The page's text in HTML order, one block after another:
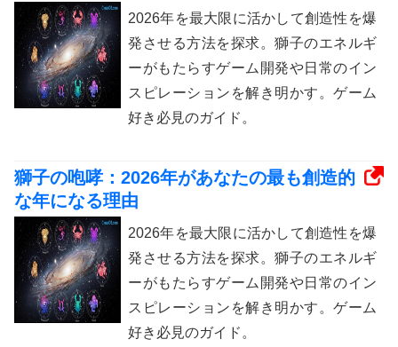
2026年を最大限に活かして創造性を爆
発させる方法を探求。獅子のエネルギ
ーがもたらすゲーム開発や日常のイン
スピレーションを解き明かす。ゲーム
好き必見のガイド。
獅子の咆哮：2026年があなたの最も創造的
な年になる理由
2026年を最大限に活かして創造性を爆
発させる方法を探求。獅子のエネルギ
ーがもたらすゲーム開発や日常のイン
スピレーションを解き明かす。ゲーム
好き必見のガイド。